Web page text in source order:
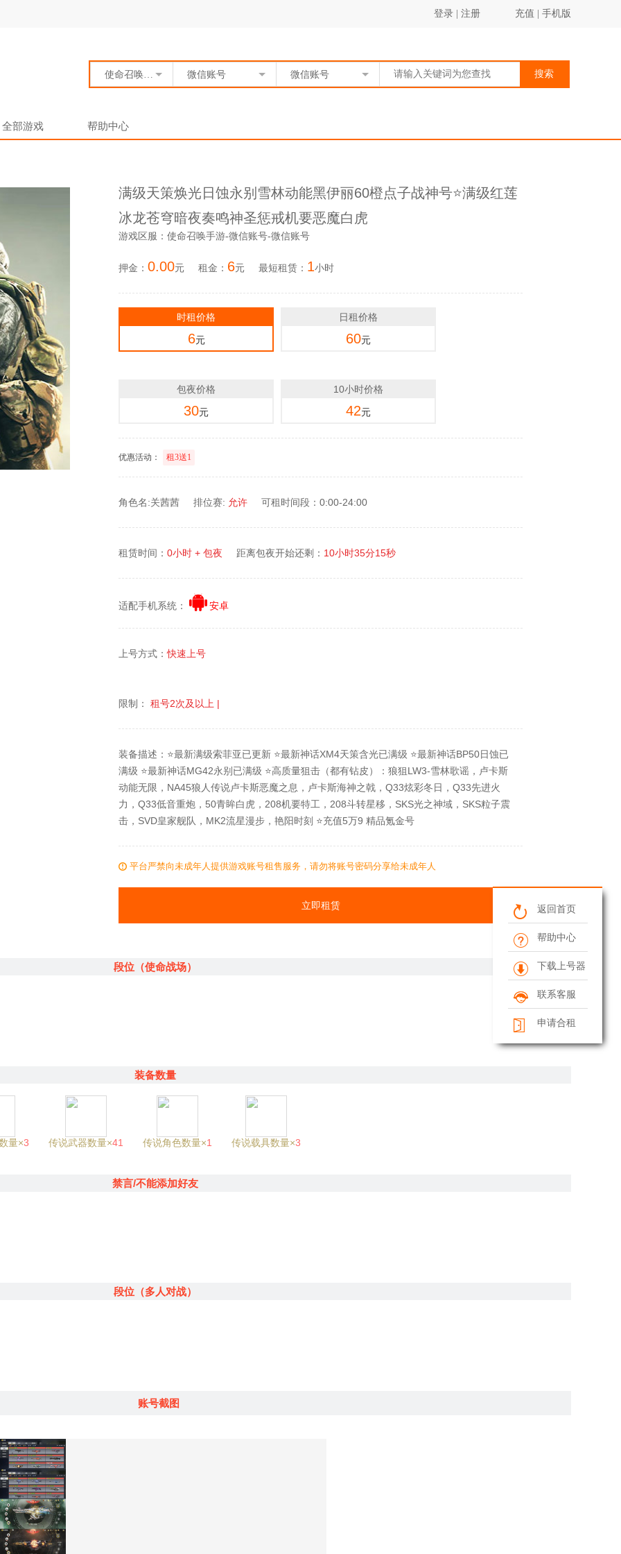
登录 注册 充值 手机版
使命召唤手游 微信账号 微信账号 搜索
全部游戏 帮助中心
满级天策焕光日蚀永别雪林动能黑伊丽60橙点子战神号⭐满级红莲
冰龙苍穹暗夜奏鸣神圣惩戒机要恶魔白虎
游戏区服：使命召唤手游-微信账号-微信账号
押金： 0.00元 租金： 6元 最短租赁： 1小时
时租价格
6元
日租价格
60元
包夜价格
30元
10小时价格
42元
优惠活动： 租3送1
角色名:关茜茜 排位赛: 允许 可租时间段：0:00-24:00
租赁时间： 0小时 + 包夜 距离包夜开始还剩： 10小时35分15秒
适配手机系统： 安卓
上号方式：快速上号
限制： 租号2次及以上 |
装备描述：⭐最新满级索菲亚已更新 ⭐最新神话XM4天策含光已满级 ⭐最新神话BP50日蚀已
满级 ⭐最新神话MG42永别已满级 ⭐高质量狙击（都有钻皮）：狼狙LW3-雪林歌谣，卢卡斯
动能无限，NA45狼人传说卢卡斯恶魔之息，卢卡斯海神之戟，Q33炫彩冬日，Q33先进火
力，Q33低音重炮，50青眸白虎，208机要特工，208斗转星移，SKS光之神域，SKS粒子震
击，SVD皇家舰队，MK2流星漫步，艳阳时刻 ⭐充值5万9 精品氪金号
平台严禁向未成年人提供游戏账号租售服务，请勿将账号密码分享给未成年人
立即租赁
段位（使命战场）
装备数量
量×3 传说武器数量×41 传说角色数量×1 传说载具数量×3
禁言/不能添加好友
段位（多人对战）
账号截图
返回首页
帮助中心
下载上号器
联系客服
申请合租